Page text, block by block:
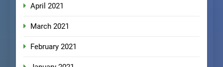
April 2021
March 2021
February 2021